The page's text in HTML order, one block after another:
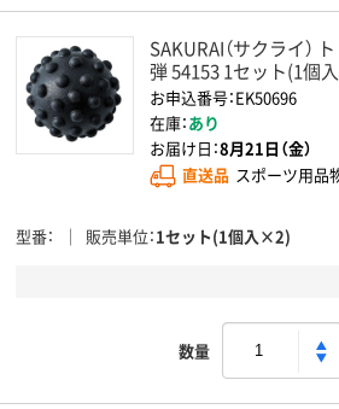
SAKURAI（サクライ）
弾 54153 1セット(1個入
お申込番号：EK50696
在庫：あり
お届け日：8月21日（金）
直送品 スポーツ用品
型番 販売単位 1セット(1個入×2)
数量